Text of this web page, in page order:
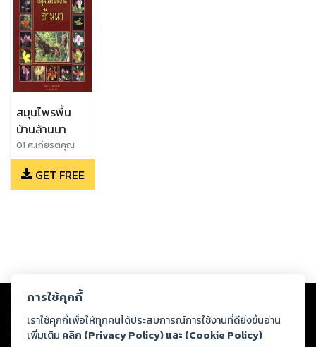
สมุนไพรพื้น
บ้านล้านนา
01 ศ.เกียรติคุณ
ดร.วงศ์สถิตย์ ฉั่
วกุล,02 รศ.พร้อม
จิต ศรลัมพ์,04
ประสงค์,07 ผศ.
ดร.นพมาศ สุนทร
เจริญนนท์,08 ผศ.
ดร.ยิ่งยง เทา
GET FREE
Copyright © 2026
ต่อผลงานหรือเนื้อหาใดที่อัปโหลดผ่านเว็บไซต์และปรากฏว่าละเมิดสิทธิใน
ทรัพย์สินทางปัญญาของบุคคลอื่นหรือขัดต่อกฎหมายและศีลธรรม ดังนั้น ผู้อ่าน
ทุกท่านโปรดใช้วิจารณญาณในการกลั่นกรองด้วยตนเอง และหากท่านพบว่าส่วน
การใช้คุกกี้
เราใช้คุกกี้เพื่อให้ทุกคนได้ประสบการณ์การใช้งานที่ดียิ่งขึ้นอ่าน
เพิ่มเติม คลิก (Privacy Policy) และ (Cookie Policy)